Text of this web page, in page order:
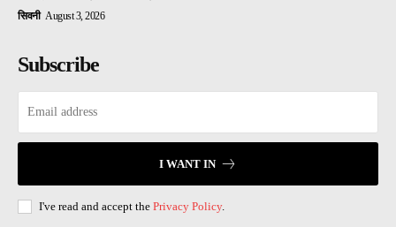
सिवनी August 3, 2026
Subscribe
I WANT IN
I've read and accept the Privacy Policy.